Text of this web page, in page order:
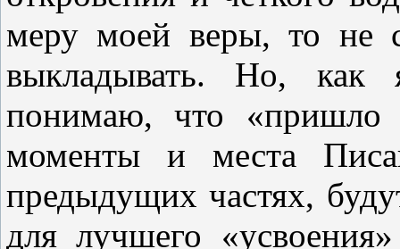
меру моей веры, то не
выкладывать. Но,
понимаю, что «пришло
моменты и места
предыдущих частях,
для лучшего